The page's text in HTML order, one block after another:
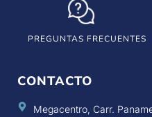
PREGUNTAS FRECUENTES
CONTACTO
Megacentro, Carr.